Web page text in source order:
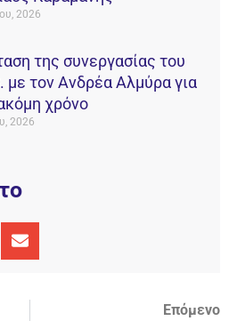
2026
της συνεργασίας του
τον Ανδρέα Αλμύρα για
χρόνο
2026
Επόμενο